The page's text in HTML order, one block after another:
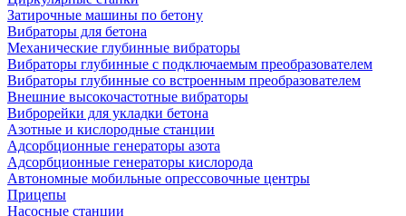
Затирочные машины по бетону
Вибраторы для бетона
Механические глубинные вибраторы
Вибраторы глубинные с подключаемым преобразователем
Вибраторы глубинные со встроенным преобразователем
Внешние высокочастотные вибраторы
Виброрейки для укладки бетона
Азотные и кислородные станции
Адсорбционные генераторы азота
Адсорбционные генераторы кислорода
Автономные мобильные опрессовочные центры
Прицепы
Насосные станции